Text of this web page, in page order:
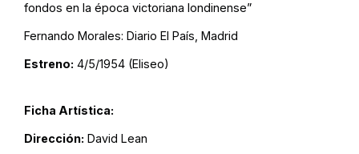
fondos en la época victoriana londinense”
Fernando Morales: Diario El País, Madrid
Estreno: 4/5/1954 (Eliseo)
Ficha Artística:
Dirección: David Lean